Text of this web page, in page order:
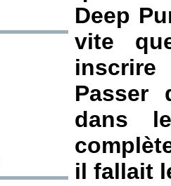
Deep
vite
Passer
dans
il fallait